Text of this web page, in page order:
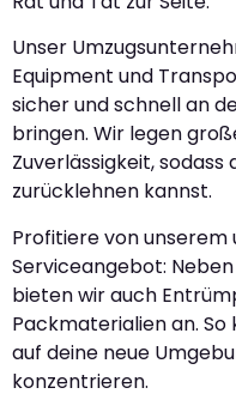
Unser
Equipment und
sicher und schnell an
bringen. Wir legen
Zuverlässigkeit,
zurücklehnen kannst.
Profitiere von
Serviceangebot:
bieten wir auch
Packmaterialien an. So
auf deine neue
konzentrieren.